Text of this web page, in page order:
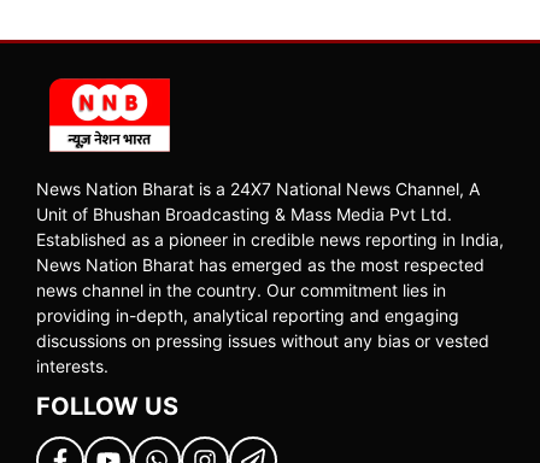
News Nation Bharat is a 24X7 National News Channel, A
Unit of Bhushan Broadcasting & Mass Media Pvt Ltd.
Established as a pioneer in credible news reporting in India,
News Nation Bharat has emerged as the most respected
news channel in the country. Our commitment lies in
providing in-depth, analytical reporting and engaging
discussions on pressing issues without any bias or vested
interests.
FOLLOW US